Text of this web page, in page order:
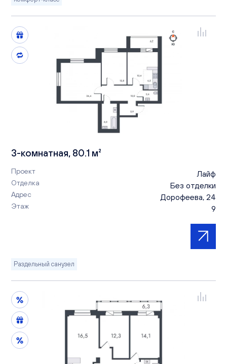
3-комнатная, 80.1 м²
Проект Лайф
Отделка Без отделки
Адрес Дорофеева, 24
Этаж 9
Раздельный санузел